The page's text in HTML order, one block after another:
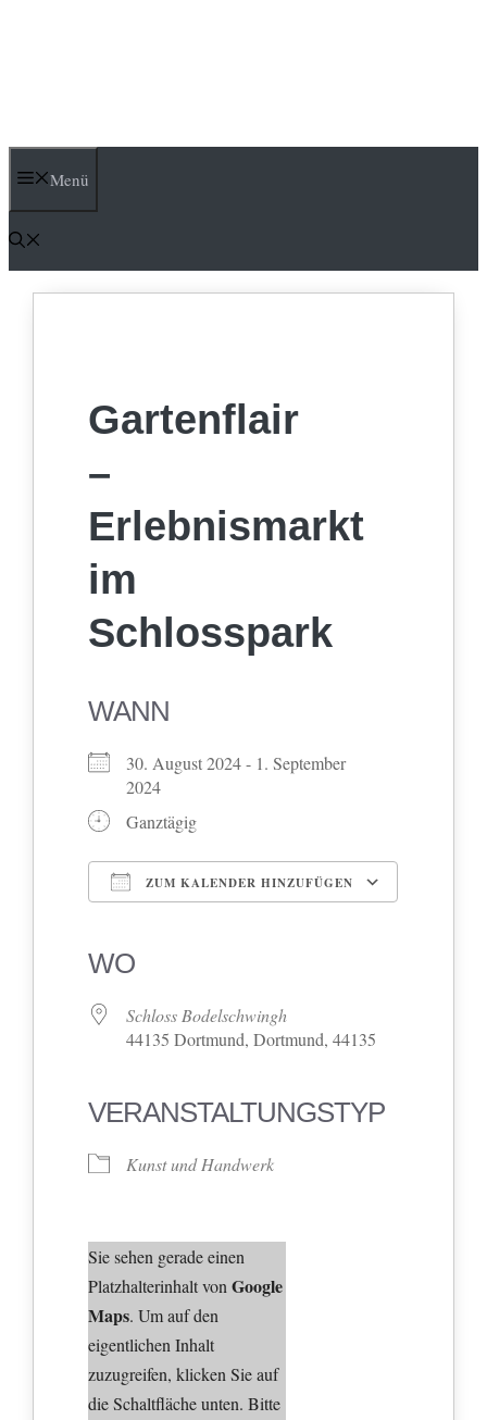
Menü
Gartenflair
–
Erlebnismarkt
im
Schlosspark
WANN
30. August 2024 - 1. September
2024
Ganztägig
ZUM KALENDER HINZUFÜGEN
WO
Schloss Bodelschwingh
44135 Dortmund, Dortmund, 44135
VERANSTALTUNGSTYP
Kunst und Handwerk
Sie sehen gerade einen
Platzhalterinhalt vonGoogle
Maps. Um auf den
eigentlichen Inhalt
zuzugreifen, klicken Sie auf
die Schaltfläche unten. Bitte